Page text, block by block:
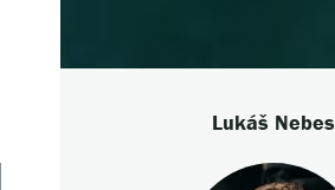
Lukáš Nebes